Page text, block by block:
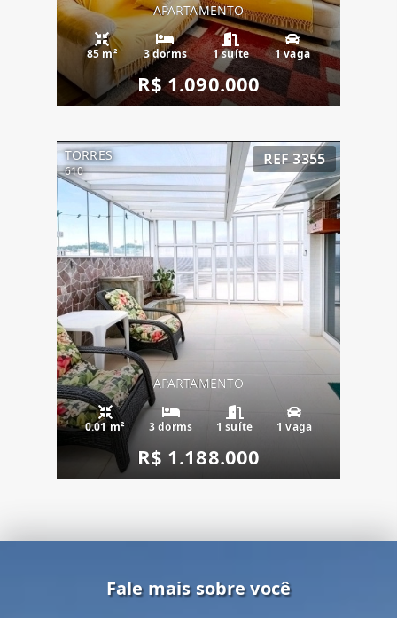
APARTAMENTO
85 m² 3 dorms 1 suíte 1 vaga
R$ 1.090.000
TORRES
610
REF 3355
APARTAMENTO
0.01 m² 3 dorms 1 suíte 1 vaga
R$ 1.188.000
Fale mais sobre você